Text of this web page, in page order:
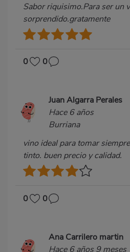
Sabor riquisimo.Para ser un
sorprendido.gratamente
0 0
Juan Algarra Perales
Hace 6 años
Burriana
vino ideal para tomar
tinto. buen precio y calidad.
0 0
Ana Carrilero martin
Hace 6 años 9 meses